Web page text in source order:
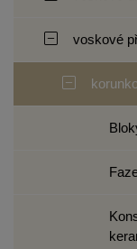
voskové